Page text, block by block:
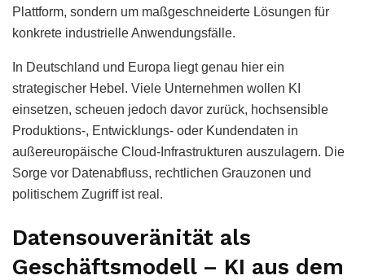
Plattform, sondern um maßgeschneiderte Lösungen für
konkrete industrielle Anwendungsfälle.
In Deutschland und Europa liegt genau hier ein
strategischer Hebel. Viele Unternehmen wollen KI
einsetzen, scheuen jedoch davor zurück, hochsensible
Produktions-, Entwicklungs- oder Kundendaten in
außereuropäische Cloud-Infrastrukturen auszulagern. Die
Sorge vor Datenabfluss, rechtlichen Grauzonen und
politischem Zugriff ist real.
Datensouveränität als
Geschäftsmodell – KI aus dem